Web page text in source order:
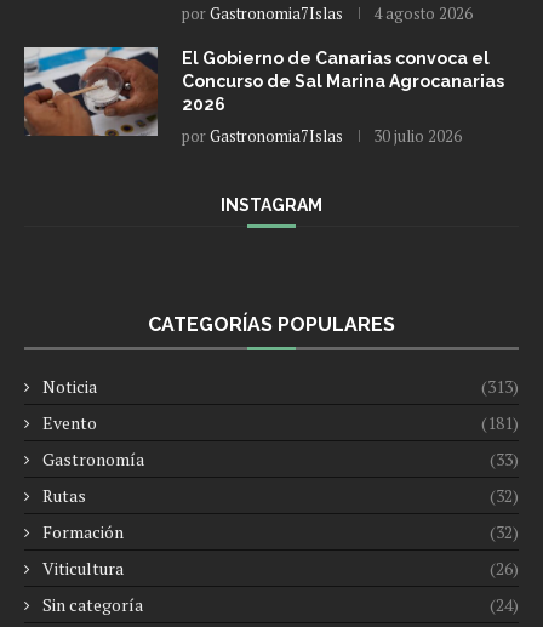
porGastronomia7Islas 4 agosto 2026
El Gobierno de Canarias convoca el
Concurso de Sal Marina Agrocanarias
2026
porGastronomia7Islas 30 julio 2026
INSTAGRAM
CATEGORÍAS POPULARES
Noticia
(313)
Evento
(181)
Gastronomía
(33)
Rutas
(32)
Formación
(32)
Viticultura
(26)
Sin categoría
(24)